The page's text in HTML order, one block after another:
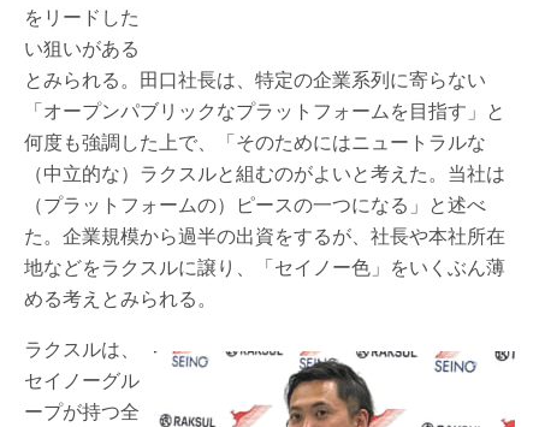
をリードした
い狙いがある
とみられる。田口社長は、特定の企業系列に寄らない
「オープンパブリックなプラットフォームを目指す」と
何度も強調した上で、「そのためにはニュートラルな
（中立的な）ラクスルと組むのがよいと考えた。当社は
（プラットフォームの）ピースの一つになる」と述べ
た。企業規模から過半の出資をするが、社長や本社所在
地などをラクスルに譲り、「セイノー色」をいくぶん薄
める考えとみられる。
ラクスルは、
セイノーグル
ープが持つ全